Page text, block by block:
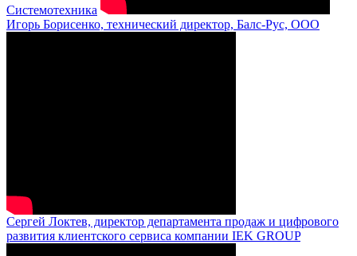
Системотехника
Игорь Борисенко, технический директор, Балс-Рус, ООО
Сергей Локтев, директор департамента продаж и цифрового
развития клиентского сервиса компании IEK GROUP